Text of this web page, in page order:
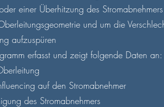
einer Überhitzung des
und um die
aufzuspüren
erfasst und zeigt folgende Daten an:
auf den Stromabnehmer
des Stromabnehmers